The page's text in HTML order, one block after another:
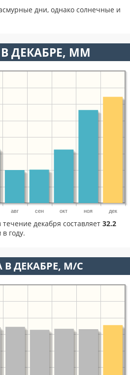
дни, однако солнечные и
ДЕКАБРЕ, ММ
авг сен окт ноя дек
декабря составляет 32.2
году.
В ДЕКАБРЕ, М/С